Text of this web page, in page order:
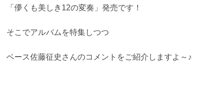
「儚くも美しき12の変奏」発売です！
そこでアルバムを特集しつつ
ベース佐藤征史さんのコメントをご紹介しますよ～♪